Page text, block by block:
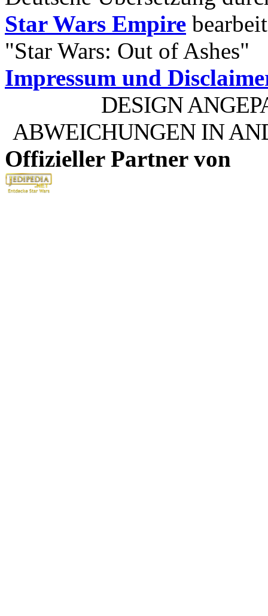
Star Wars Empire
"Star Wars: Out of Ashes"
Impressum und
DESIGN
ABWEICHUNGEN IN
Offizieller Partner von